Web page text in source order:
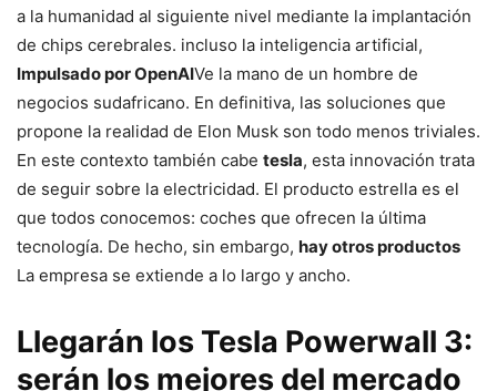
a la humanidad al siguiente nivel mediante la implantación
de chips cerebrales. incluso la inteligencia artificial,
Impulsado por OpenAIVe la mano de un hombre de
negocios sudafricano. En definitiva, las soluciones que
propone la realidad de Elon Musk son todo menos triviales.
En este contexto también cabe tesla, esta innovación trata
de seguir sobre la electricidad. El producto estrella es el
que todos conocemos: coches que ofrecen la última
tecnología. De hecho, sin embargo, hay otros productos
La empresa se extiende a lo largo y ancho.
Llegarán los Tesla Powerwall 3:
serán los mejores del mercado